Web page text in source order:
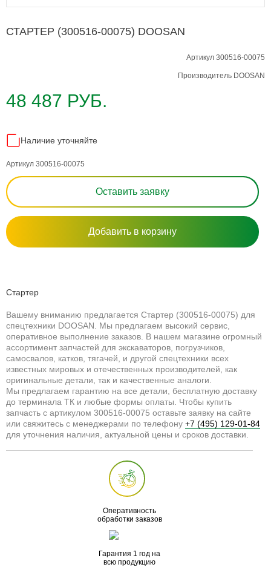
СТАРТЕР (300516-00075) DOOSAN
Артикул 300516-00075
Производитель DOOSAN
48 487 РУБ.
Наличие уточняйте
Артикул 300516-00075
Оставить заявку
Добавить в корзину
Стартер
Вашему вниманию предлагается Стартер (300516-00075) для
спецтехники DOOSAN. Мы предлагаем высокий сервис,
оперативное выполнение заказов. В нашем магазине огромный
ассортимент запчастей для экскаваторов, погрузчиков,
самосвалов, катков, тягачей, и другой спецтехники всех
известных мировых и отечественных производителей, как
оригинальные детали, так и качественные аналоги.
Мы предлагаем гарантию на все детали, бесплатную доставку
до терминала ТК и любые формы оплаты. Чтобы купить
запчасть с артикулом 300516-00075 оставьте заявку на сайте
или свяжитесь с менеджерами по телефону +7 (495) 129-01-84
для уточнения наличия, актуальной цены и сроков доставки.
Оперативность
обработки заказов
Гарантия 1 год на
всю продукцию